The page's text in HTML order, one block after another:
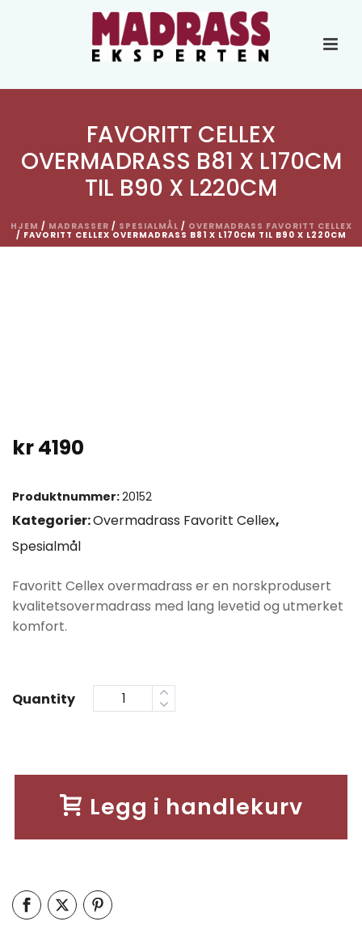
FAVORITT CELLEX
OVERMADRASS B81 X L170CM
TIL B90 X L220CM
HJEM / MADRASSER / SPESIALMÅL / OVERMADRASS FAVORITT CELLEX
/ FAVORITT CELLEX OVERMADRASS B81 X L170CM TIL B90 X L220CM
kr4190
Produktnummer:20152
Kategorier:Overmadrass Favoritt Cellex,
Spesialmål
Favoritt Cellex overmadrass er en norskprodusert
kvalitetsovermadrass med lang levetid og utmerket
komfort.
Quantity
Legg i handlekurv